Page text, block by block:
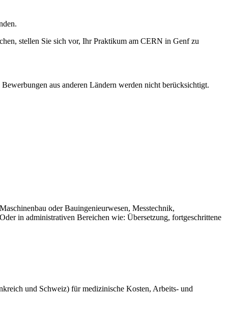
stellen Sie sich vor, Ihr Praktikum am CERN in Genf zu
aus anderen Ländern werden nicht berücksichtigt.
oder Bauingenieurwesen, Messtechnik,
in administrativen Bereichen wie: Übersetzung, fortgeschrittene
und Schweiz) für medizinische Kosten, Arbeits- und